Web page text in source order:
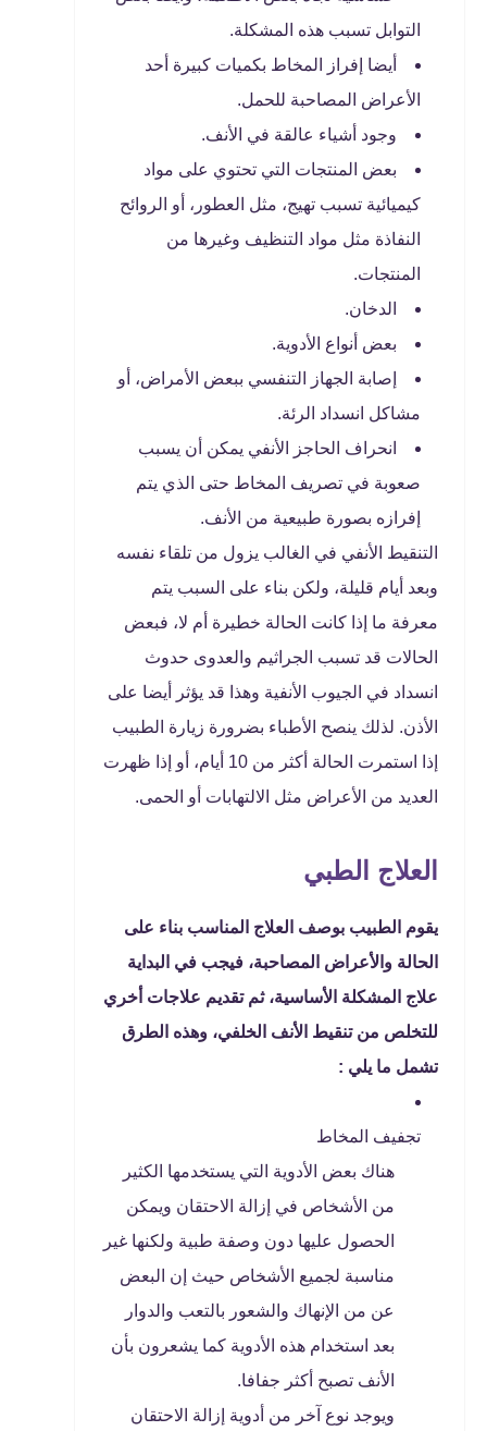
التوابل تسبب هذه المشكلة.
أيضا إفراز المخاط بكميات كبيرة أحد
الأعراض المصاحبة للحمل.
وجود أشياء عالقة في الأنف.
بعض المنتجات التي تحتوي على مواد
كيميائية تسبب تهيج، مثل العطور، أو الروائح
النفاذة مثل مواد التنظيف وغيرها من
المنتجات.
الدخان.
بعض أنواع الأدوية.
إصابة الجهاز التنفسي ببعض الأمراض، أو
مشاكل انسداد الرئة.
انحراف الحاجز الأنفي يمكن أن يسبب
صعوبة في تصريف المخاط حتى الذي يتم
إفرازه بصورة طبيعية من الأنف.
التنقيط الأنفي في الغالب يزول من تلقاء نفسه
وبعد أيام قليلة، ولكن بناء على السبب يتم
معرفة ما إذا كانت الحالة خطيرة أم لا، فبعض
الحالات قد تسبب الجراثيم والعدوى حدوث
انسداد في الجيوب الأنفية وهذا قد يؤثر أيضا على
الأذن. لذلك ينصح الأطباء بضرورة زيارة الطبيب
إذا استمرت الحالة أكثر من 10 أيام، أو إذا ظهرت
العديد من الأعراض مثل الالتهابات أو الحمى.
العلاج الطبي
يقوم الطبيب بوصف العلاج المناسب بناء على
الحالة والأعراض المصاحبة، فيجب في البداية
علاج المشكلة الأساسية، ثم تقديم علاجات أخري
للتخلص من تنقيط الأنف الخلفي، وهذه الطرق
تشمل ما يلي :
تجفيف المخاط
هناك بعض الأدوية التي يستخدمها الكثير
من الأشخاص في إزالة الاحتقان ويمكن
الحصول عليها دون وصفة طبية ولكنها غير
مناسبة لجميع الأشخاص حيث إن البعض
عن من الإنهاك والشعور بالتعب والدوار
بعد استخدام هذه الأدوية كما يشعرون بأن
الأنف تصبح أكثر جفافا.
ويوجد نوع آخر من أدوية إزالة الاحتقان